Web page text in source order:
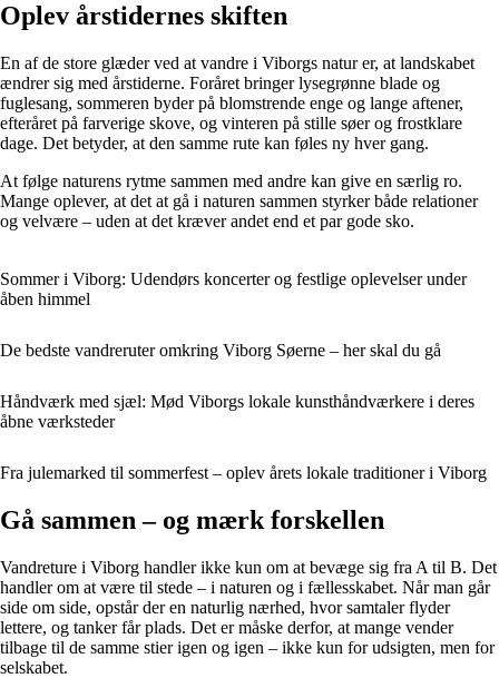
Oplev årstidernes skiften
En af de store glæder ved at vandre i Viborgs natur er, at landskabet
ændrer sig med årstiderne. Foråret bringer lysegrønne blade og
fuglesang, sommeren byder på blomstrende enge og lange aftener,
efteråret på farverige skove, og vinteren på stille søer og frostklare
dage. Det betyder, at den samme rute kan føles ny hver gang.
At følge naturens rytme sammen med andre kan give en særlig ro.
Mange oplever, at det at gå i naturen sammen styrker både relationer
og velvære – uden at det kræver andet end et par gode sko.
Sommer i Viborg: Udendørs koncerter og festlige oplevelser under
åben himmel
De bedste vandreruter omkring Viborg Søerne – her skal du gå
Håndværk med sjæl: Mød Viborgs lokale kunsthåndværkere i deres
åbne værksteder
Fra julemarked til sommerfest – oplev årets lokale traditioner i Viborg
Gå sammen – og mærk forskellen
Vandreture i Viborg handler ikke kun om at bevæge sig fra A til B. Det
handler om at være til stede – i naturen og i fællesskabet. Når man går
side om side, opstår der en naturlig nærhed, hvor samtaler flyder
lettere, og tanker får plads. Det er måske derfor, at mange vender
tilbage til de samme stier igen og igen – ikke kun for udsigten, men for
selskabet.